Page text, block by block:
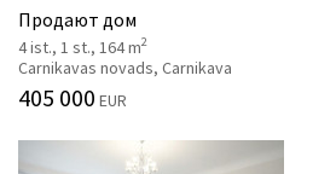
Продают дом
4 ist., 1 st., 164 m2
Carnikavas novads, Carnikava
405 000 EUR